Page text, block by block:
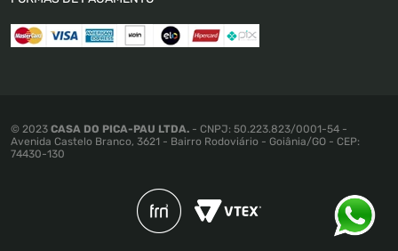
Política de Promoções e Preços
Mapa do Site
© 2023 CASA DO PICA-PAU LTDA. - CNPJ: 50.223.823/0001-54 -
Avenida Castelo Branco, 3621 - Bairro Rodoviário - Goiânia/GO - CEP:
74430-130